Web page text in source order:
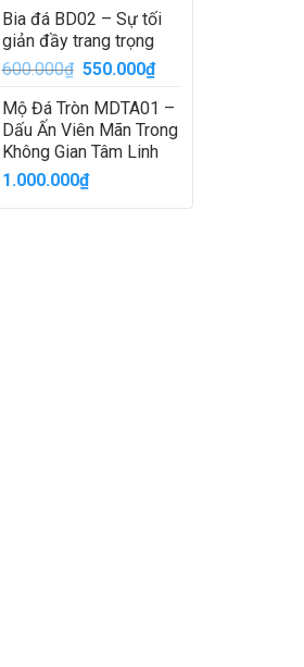
là:
80.000.000₫.
tại
là:
69.000.000₫.
Bia đá BD02 – Sự tối
giản đầy trang trọng
600.000₫ Giá
là:
600.000₫.
550.000₫Giá
tại
là:
550.000₫.
Mộ Đá Tròn MDTA01 –
Dấu Ấn Viên Mãn Trong
Không Gian Tâm Linh
1.000.000₫